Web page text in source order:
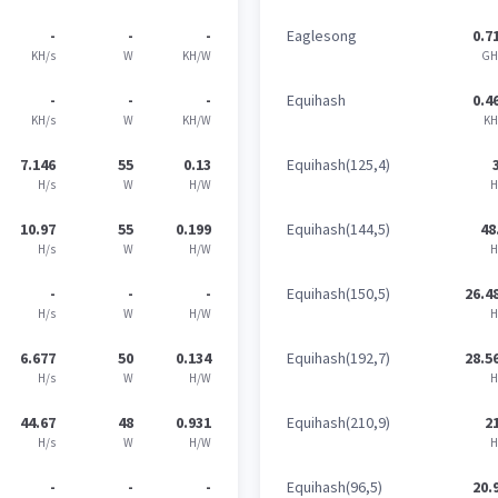
-
KH/s
-
W
-
KH/W
-
KH/s
-
W
-
KH/W
7.146
H/s
55
W
0.13
H/W
10.97
H/s
55
W
0.199
H/W
-
H/s
-
W
-
H/W
6.677
H/s
50
W
0.134
H/W
44.67
H/s
48
W
0.931
H/W
- - -
Eaglesong
Equihash
Equihash(125,4)
Equihash(144,5)
Equihash(150,5)
Equihash(192,7)
Equihash(210,9)
Equihash(96,5)